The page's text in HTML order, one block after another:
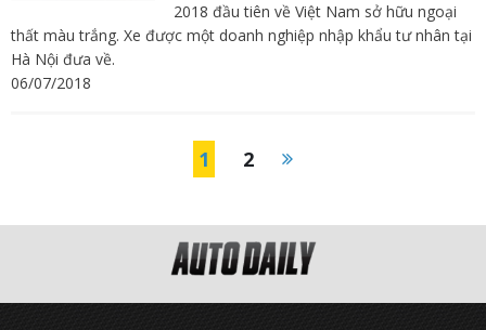
2018 đầu tiên về Việt Nam sở hữu ngoại
thất màu trắng. Xe được một doanh nghiệp nhập khẩu tư nhân tại
Hà Nội đưa về.
06/07/2018
1 2